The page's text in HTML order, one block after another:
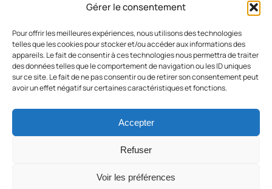
Gérer le consentement
Pour offrir les meilleures expériences, nous utilisons des technologies
telles que les cookies pour stocker et/ou accéder aux informations des
appareils. Le fait de consentir à ces technologies nous permettra de traiter
des données telles que le comportement de navigation ou les ID uniques
sur ce site. Le fait de ne pas consentir ou de retirer son consentement peut
avoir un effet négatif sur certaines caractéristiques et fonctions.
Accepter
Refuser
Voir les préférences
Ordre national des médecins français
Politique de cookies (UE)
Cookies
Mentions Légales